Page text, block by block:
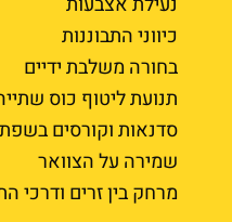
כיווני התבוננות
בחורה משלבת ידיים
תנועת ליטוף כוס
סדנאות וקורסים
שמירה על הצוואר
מרחק בין זרים ודרכי